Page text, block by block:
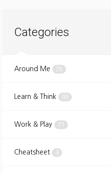
Categories
Around Me 25
Learn & Think 86
Work & Play 71
Cheatsheet 4